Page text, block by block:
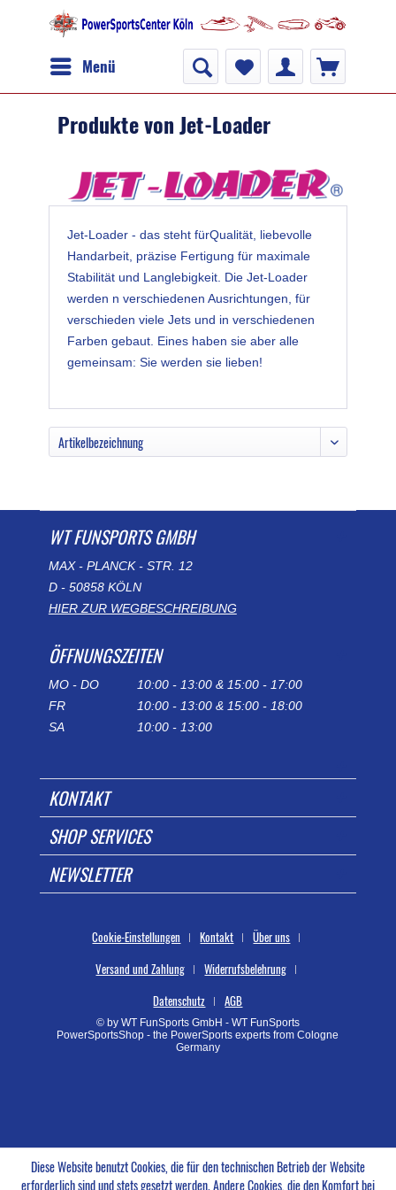
Menü
Produkte von Jet-Loader
Jet-Loader - das steht fürQualität, liebevolle
Handarbeit, präzise Fertigung für maximale
Stabilität und Langlebigkeit. Die Jet-Loader
werden n verschiedenen Ausrichtungen, für
verschieden viele Jets und in verschiedenen
Farben gebaut. Eines haben sie aber alle
gemeinsam: Sie werden sie lieben!
WT FUNSPORTS GMBH
MAX - PLANCK - STR. 12
D - 50858 KÖLN
HIER ZUR WEGBESCHREIBUNG
ÖFFNUNGSZEITEN
MO - DO
10:00 - 13:00 & 15:00 - 17:00
FR
10:00 - 13:00 & 15:00 - 18:00
SA
10:00 - 13:00
KONTAKT
SHOP SERVICES
NEWSLETTER
Cookie-Einstellungen Kontakt
Über uns
Versand und Zahlung
Widerrufsbelehrung
Datenschutz
AGB
© by WT FunSports GmbH - WT FunSports
PowerSportsShop - the PowerSports experts from Cologne
Germany
Diese Website benutzt Cookies, die für den technischen Betrieb der Website
erforderlich sind und stets gesetzt werden. Andere Cookies, die den Komfort bei